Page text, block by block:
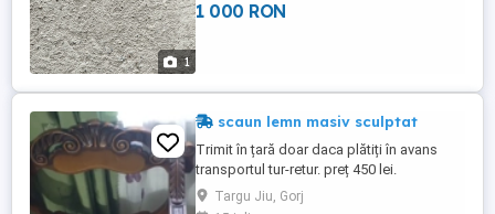
1
1 000 RON
scaun lemn masiv sculptat
Trimit în țară doar daca plătiți în avans
transportul tur-retur. preț 450 lei.
Targu Jiu, Gorj